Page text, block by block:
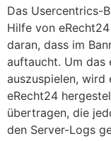
Das Usercentrics-
Hilfe von
daran, dass im
auftaucht. Um das
auszuspielen, wird
eRecht24
übertragen, die
den Server-Logs